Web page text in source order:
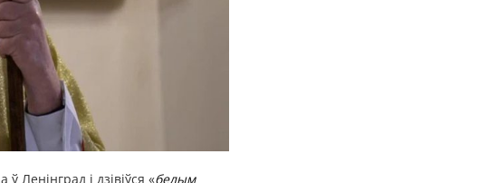
Ленінград і дзівіўся «белым